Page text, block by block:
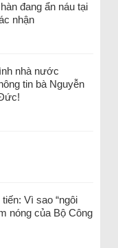
đang ẩn náu tại
nhận
nhà nước
tin bà Nguyễn
Vì sao “ngôi
nóng của Bộ Công